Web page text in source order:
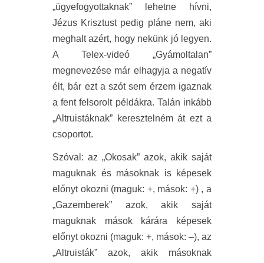
„ügyefogyottaknak” lehetne hívni,
Jézus Krisztust pedig pláne nem, aki
meghalt azért, hogy nekünk jó legyen.
A Telex-videó „Gyámoltalan”
megnevezése már elhagyja a negatív
élt, bár ezt a szót sem érzem igaznak
a fent felsorolt példákra. Talán inkább
„Altruistáknak” keresztelném át ezt a
csoportot.
Szóval: az „Okosak” azok, akik saját
maguknak és másoknak is képesek
előnyt okozni (maguk: +, mások: +) , a
„Gazemberek” azok, akik saját
maguknak mások kárára képesek
előnyt okozni (maguk: +, mások: –), az
„Altruisták” azok, akik másoknak